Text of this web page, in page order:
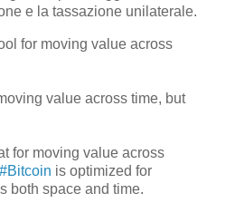
e la tassazione unilaterale.
for moving value across
value across time, but
for moving value across
#Bitcoin is optimized for
both space and time.